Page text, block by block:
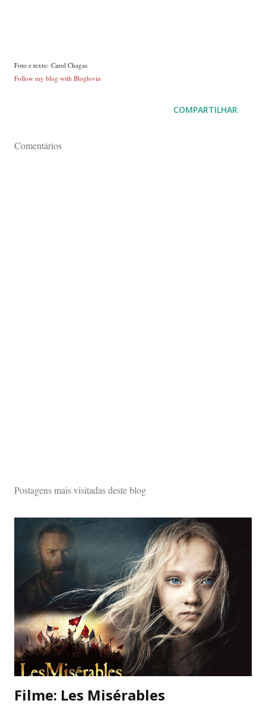
Foto e texto: Carol Chagas
Follow my blog with Bloglovin
COMPARTILHAR
Comentários
Postagens mais visitadas deste blog
Filme: Les Misérables